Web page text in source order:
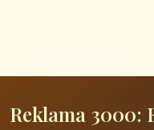
Reklama 3000: